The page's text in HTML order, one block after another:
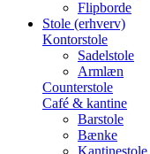
Flipborde
Stole (erhverv)
Kontorstole
Sadelstole
Armlæn
Counterstole
Café & kantine
Barstole
Bænke
Kantinestole